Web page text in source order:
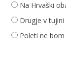
Na Hrvaški
Drugje v tujini
Poleti ne